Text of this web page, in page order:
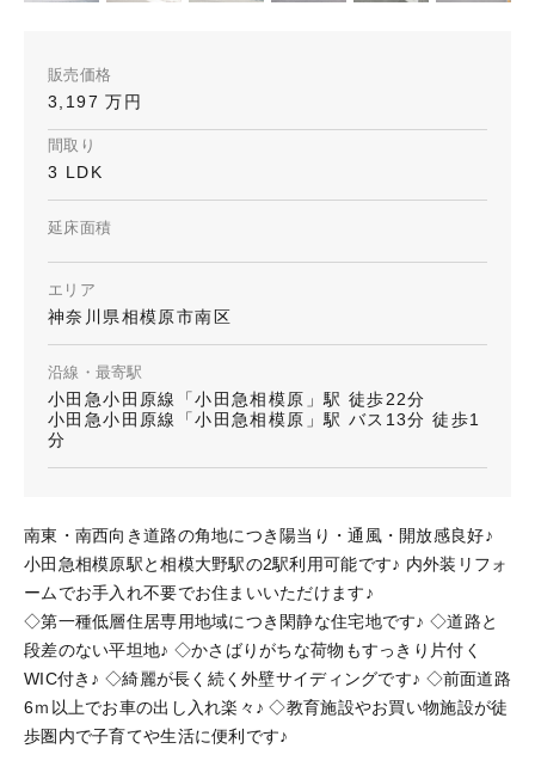
販売価格
3,197 万円
間取り
3 LDK
延床面積
エリア
神奈川県相模原市南区
沿線・最寄駅
小田急小田原線「小田急相模原」駅 徒歩22分
小田急小田原線「小田急相模原」駅 バス13分 徒歩1
分
南東・南西向き道路の角地につき陽当り・通風・開放感良好♪
小田急相模原駅と相模大野駅の2駅利用可能です♪ 内外装リフォ
ームでお手入れ不要でお住まいいただけます♪
◇第一種低層住居専用地域につき閑静な住宅地です♪ ◇道路と
段差のない平坦地♪ ◇かさばりがちな荷物もすっきり片付く
WIC付き♪ ◇綺麗が長く続く外壁サイディングです♪ ◇前面道路
6ｍ以上でお車の出し入れ楽々♪ ◇教育施設やお買い物施設が徒
歩圏内で子育てや生活に便利です♪